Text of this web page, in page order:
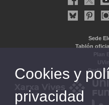
Sede
Tablón
Plan
Perfil
Cookies y
privacidad